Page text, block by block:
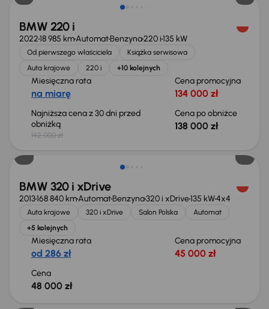
BMW 220 i
202218 985 kmAutomatBenzyna220 i135 kW
Od pierwszego właściciela
Książka serwisowa
Auta krajowe
220 i +10 kolejnych
Miesięczna rata
na miarę
Cena promocyjna
134 000 zł
Najniższa cena z 30 dni przed
obniżką
142 000 zł
Cena po obniżce
138 000 zł
BMW 320 i xDrive
2013168 840 kmAutomatBenzyna320 i xDrive135 kW4x4
Auta krajowe 320 i xDrive Salon Polska
Automat
+5 kolejnych
Miesięczna rata
od 286 zł
Cena promocyjna
45 000 zł
Cena
48 000 zł
Taniej o 1 500 zł